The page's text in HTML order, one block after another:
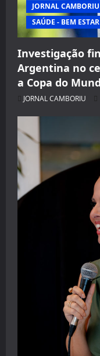
JORNAL CAMBORIU
SAÚDE - BEM
Investigação
Argentina no
a Copa do
JORNAL CAMBORIU